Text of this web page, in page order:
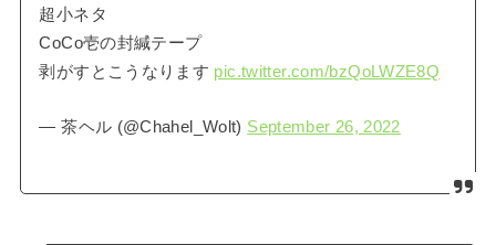
超小ネタ
CoCo壱の封緘テープ
剥がすとこうなります pic.twitter.com/bzQoLWZE8Q
— 茶ヘル (@Chahel_Wolt) September 26, 2022